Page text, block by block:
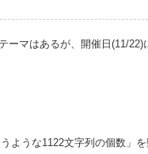
マはあるが、開催日(11/
ような1122文字列の個数」を